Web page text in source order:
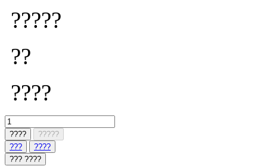
?????
??
????
????
?????
???
????
??? ????